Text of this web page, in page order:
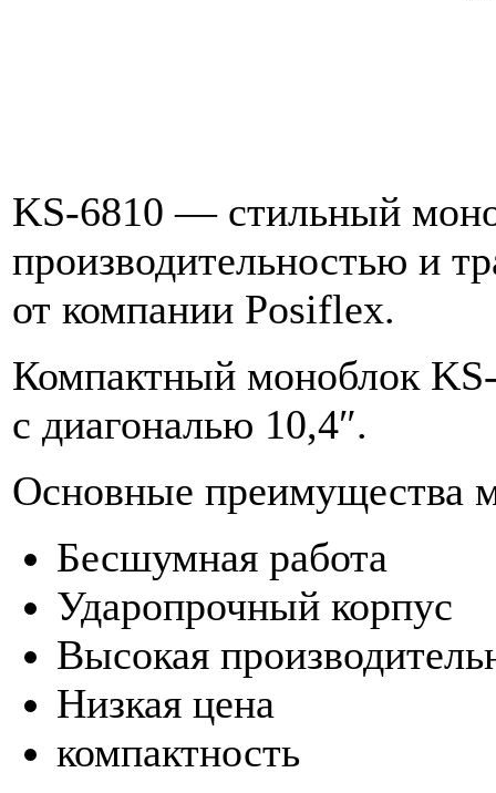
KS-6810 — стильный
производительностью и
от компании Posiflex.
Компактный моноблок
с диагональю 10,4″.
Основные преимущества
Бесшумная работа
Ударопрочный корпус
Высокая
Низкая цена
компактность